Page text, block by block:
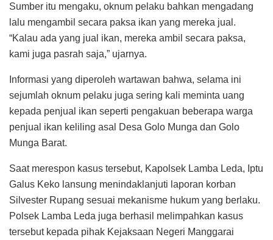
Sumber itu mengaku, oknum pelaku bahkan mengadang
lalu mengambil secara paksa ikan yang mereka jual.
“Kalau ada yang jual ikan, mereka ambil secara paksa,
kami juga pasrah saja,” ujarnya.
Informasi yang diperoleh wartawan bahwa, selama ini
sejumlah oknum pelaku juga sering kali meminta uang
kepada penjual ikan seperti pengakuan beberapa warga
penjual ikan keliling asal Desa Golo Munga dan Golo
Munga Barat.
Saat merespon kasus tersebut, Kapolsek Lamba Leda, Iptu
Galus Keko lansung menindaklanjuti laporan korban
Silvester Rupang sesuai mekanisme hukum yang berlaku.
Polsek Lamba Leda juga berhasil melimpahkan kasus
tersebut kepada pihak Kejaksaan Negeri Manggarai